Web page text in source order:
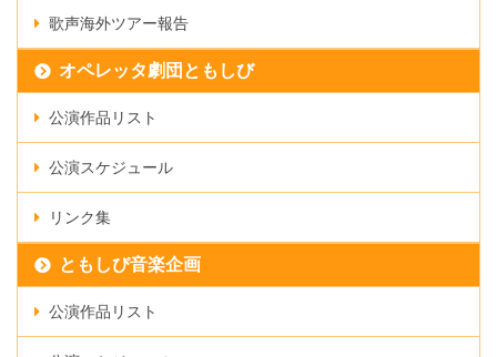
歌声海外ツアー報告
オペレッタ劇団ともしび
公演作品リスト
公演スケジュール
リンク集
ともしび音楽企画
公演作品リスト